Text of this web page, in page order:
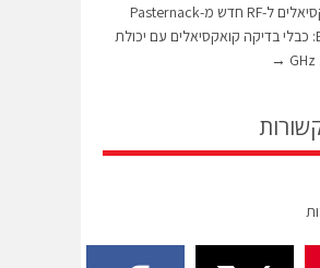
בדיקה קואקסיאלים ל-RF חדש מ-Pasternack
Enterprises: כבלי בדיקה קואקסיאלים עם יכולת
→